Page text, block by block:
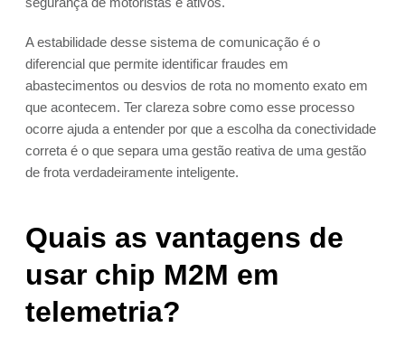
A estabilidade desse sistema de comunicação é o
diferencial que permite identificar fraudes em
abastecimentos ou desvios de rota no momento exato em
que acontecem. Ter clareza sobre como esse processo
ocorre ajuda a entender por que a escolha da conectividade
correta é o que separa uma gestão reativa de uma gestão
de frota verdadeiramente inteligente.
Quais as vantagens de
usar chip M2M em
telemetria?